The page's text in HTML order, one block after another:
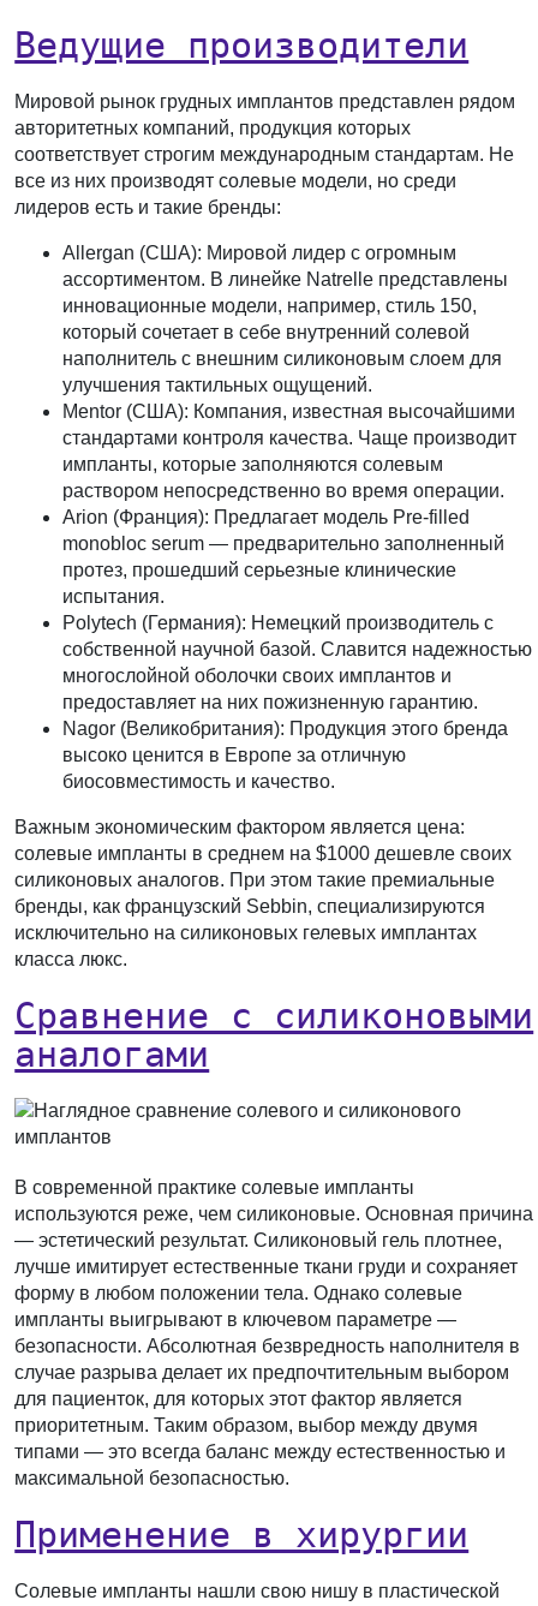
Ведущие производители
Мировой рынок грудных имплантов представлен рядом
авторитетных компаний, продукция которых
соответствует строгим международным стандартам. Не
все из них производят солевые модели, но среди
лидеров есть и такие бренды:
Allergan (США): Мировой лидер с огромным
ассортиментом. В линейке Natrelle представлены
инновационные модели, например, стиль 150,
который сочетает в себе внутренний солевой
наполнитель с внешним силиконовым слоем для
улучшения тактильных ощущений.
Mentor (США): Компания, известная высочайшими
стандартами контроля качества. Чаще производит
импланты, которые заполняются солевым
раствором непосредственно во время операции.
Arion (Франция): Предлагает модель Pre-filled
monobloc serum — предварительно заполненный
протез, прошедший серьезные клинические
испытания.
Polytech (Германия): Немецкий производитель с
собственной научной базой. Славится надежностью
многослойной оболочки своих имплантов и
предоставляет на них пожизненную гарантию.
Nagor (Великобритания): Продукция этого бренда
высоко ценится в Европе за отличную
биосовместимость и качество.
Важным экономическим фактором является цена:
солевые импланты в среднем на $1000 дешевле своих
силиконовых аналогов. При этом такие премиальные
бренды, как французский Sebbin, специализируются
исключительно на силиконовых гелевых имплантах
класса люкс.
Сравнение с силиконовыми
аналогами
В современной практике солевые импланты
используются реже, чем силиконовые. Основная причина
— эстетический результат. Силиконовый гель плотнее,
лучше имитирует естественные ткани груди и сохраняет
форму в любом положении тела. Однако солевые
импланты выигрывают в ключевом параметре —
безопасности. Абсолютная безвредность наполнителя в
случае разрыва делает их предпочтительным выбором
для пациенток, для которых этот фактор является
приоритетным. Таким образом, выбор между двумя
типами — это всегда баланс между естественностью и
максимальной безопасностью.
Применение в хирургии
Солевые импланты нашли свою нишу в пластической